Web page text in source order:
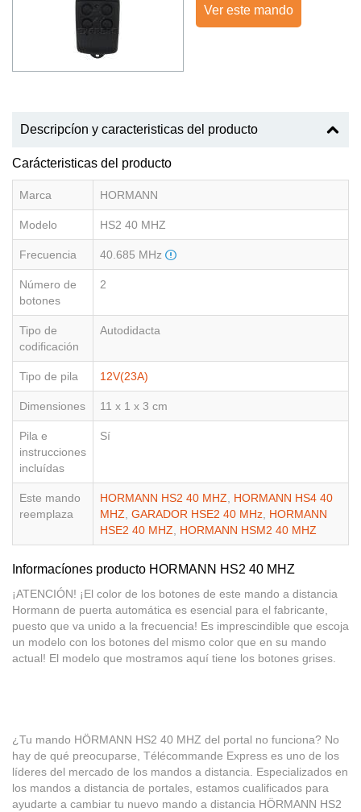
Ver este mando
Descripcíon y caracteristicas del producto
Carácteristicas del producto
Marca HORMANN
Modelo HS2 40 MHZ
Frecuencia 40.685 MHz
Número de
botones
2
Tipo de
codificación
Autodidacta
Tipo de pila 12V(23A)
Dimensiones 11 x 1 x 3 cm
Pila e
instrucciones
incluídas
Sí
Este mando
reemplaza
HORMANN HS2 40 MHZ, HORMANN HS4 40
MHZ, GARADOR HSE2 40 MHz, HORMANN
HSE2 40 MHZ, HORMANN HSM2 40 MHZ
Informacíones producto HORMANN HS2 40 MHZ
¡ATENCIÓN! ¡El color de los botones de este mando a distancia
Hormann de puerta automática es esencial para el fabricante,
puesto que va unido a la frecuencia! Es imprescindible que escoja
un modelo con los botones del mismo color que en su mando
actual! El modelo que mostramos aquí tiene los botones grises.
¿Tu mando HÖRMANN HS2 40 MHZ del portal no funciona? No
hay de qué preocuparse, Télécommande Express es uno de los
líderes del mercado de los mandos a distancia. Especializados en
los mandos a distancia de portales, estamos cualificados para
ayudarte a cambiar tu nuevo mando a distancia HÖRMANN HS2